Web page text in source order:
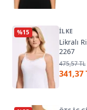
%15 İLKE
Likralı
2267
475,57 TL
341,37